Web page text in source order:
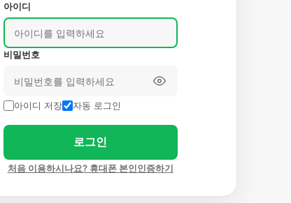
아이디
비밀번호
아이디 저장 자동 로그인
로그인
처음 이용하시나요? 휴대폰 본인인증하기